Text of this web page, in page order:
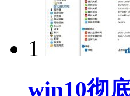
1
win10彻